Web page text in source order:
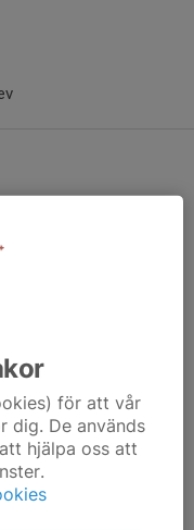
Fast utsatta
till förhoppningsvis
för att vår
dig. De används
hjälpa oss att